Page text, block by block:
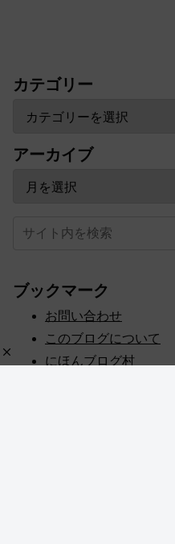
カテゴリー
アーカイブ
ブックマーク
お問い合わせ
このブログについて
にほんブログ村